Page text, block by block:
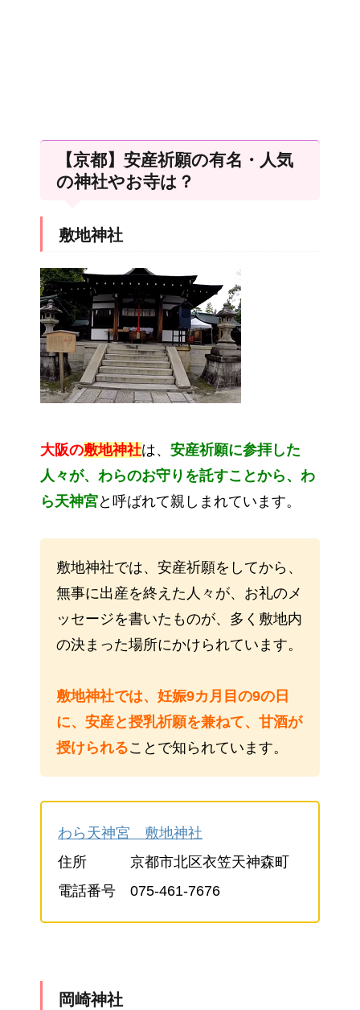
【京都】安産祈願の有名・人気
の神社やお寺は？
敷地神社
大阪の敷地神社は、 安産祈願に参拝した
人々が、わらのお守りを託すことから、わ
ら天神宮と呼ばれて親しまれています。
敷地神社では、安産祈願をしてから、
無事に出産を終えた人々が、お礼のメ
ッセージを書いたものが、多く敷地内
の決まった場所にかけられています。
敷地神社では、妊娠9カ月目の9の日
に、安産と授乳祈願を兼ねて、甘酒が
授けられることで知られています。
わら天神宮 敷地神社
住所 京都市北区衣笠天神森町
電話番号 075-461-7676
岡崎神社